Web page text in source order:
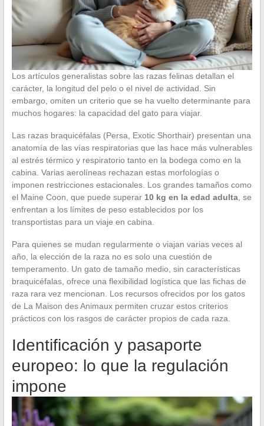
Los artículos generalistas sobre las razas felinas detallan el
carácter, la longitud del pelo o el nivel de actividad. Sin
embargo, omiten un criterio que se ha vuelto determinante para
muchos hogares: la capacidad del gato para viajar.
Las razas braquicéfalas (Persa, Exotic Shorthair) presentan una
anatomía de las vías respiratorias que las hace más vulnerables
al estrés térmico y respiratorio tanto en la bodega como en la
cabina. Varias aerolíneas rechazan estas morfologías o
imponen restricciones estacionales. Los grandes tamaños como
el Maine Coon, que puede superar 10 kg en la edad adulta, se
enfrentan a los límites de peso establecidos por los
transportistas para un viaje en cabina.
Para quienes se mudan regularmente o viajan varias veces al
año, la elección de la raza no es solo una cuestión de
temperamento. Un gato de tamaño medio, sin características
braquicéfalas, ofrece una flexibilidad logística que las fichas de
raza rara vez mencionan. Los recursos ofrecidos por los gatos
de La Maison des Animaux permiten cruzar estos criterios
prácticos con los rasgos de carácter propios de cada raza.
Identificación y pasaporte
europeo: lo que la regulación
impone